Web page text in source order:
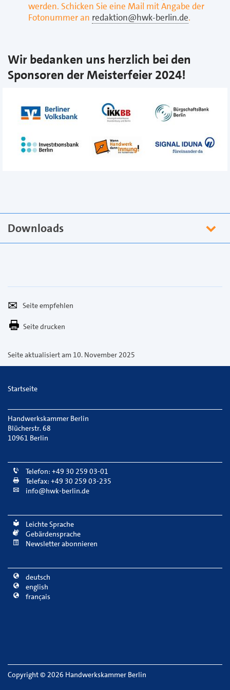
werden. Schicken Sie eine Mail mit Angabe der
Fotonummer an redaktion@hwk-berlin.de.
Wir bedanken uns herzlich bei den
Sponsoren der Meisterfeier 2024!
Downloads
empfehlen
Per
E-
versenden
Seite drucken
Seite aktualisiert am 10. November 2025
Startseite
Handwerkskammer Berlin
Blücherstr. 68
10961 Berlin
Telefon: +49 30 259 03-01
Telefax: +49 30 259 03-235
info@hwk-berlin.de
Leichte Sprache
Gebärdensprache
Newsletter abonnieren
deutsch
english
français
Copyright© 2026 Handwerkskammer Berlin